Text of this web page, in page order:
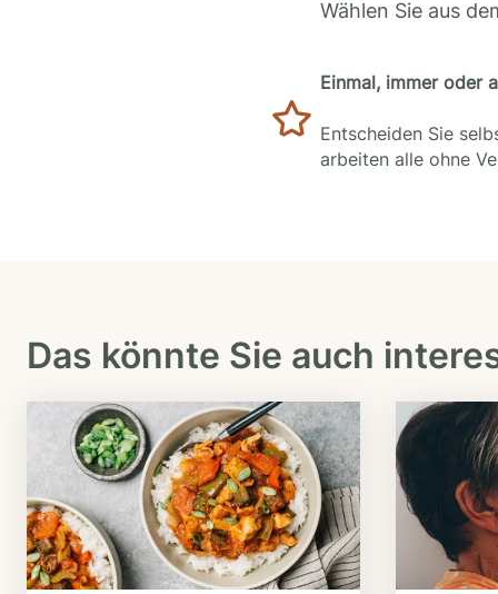
Wählen Sie aus
Einmal, immer oder
Entscheiden Sie
arbeiten alle ohne
Das könnte Sie auch